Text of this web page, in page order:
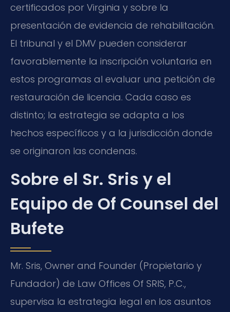
certificados por Virginia y sobre la
presentación de evidencia de rehabilitación.
El tribunal y el DMV pueden considerar
favorablemente la inscripción voluntaria en
estos programas al evaluar una petición de
restauración de licencia. Cada caso es
distinto; la estrategia se adapta a los
hechos específicos y a la jurisdicción donde
se originaron las condenas.
Sobre el Sr. Sris y el
Equipo de Of Counsel del
Bufete
Mr. Sris, Owner and Founder (Propietario y
Fundador) de Law Offices Of SRIS, P.C.,
supervisa la estrategia legal en los asuntos